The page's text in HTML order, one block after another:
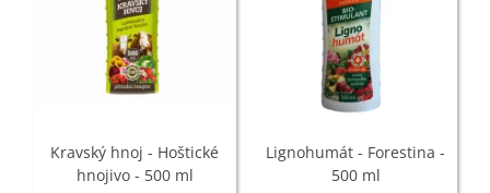
Kravský hnoj - Hoštické
hnojivo - 500 ml
Lignohumát - Forestina -
500 ml